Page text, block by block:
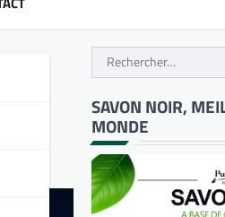
Rechercher :
SAVON NOIR,
MONDE